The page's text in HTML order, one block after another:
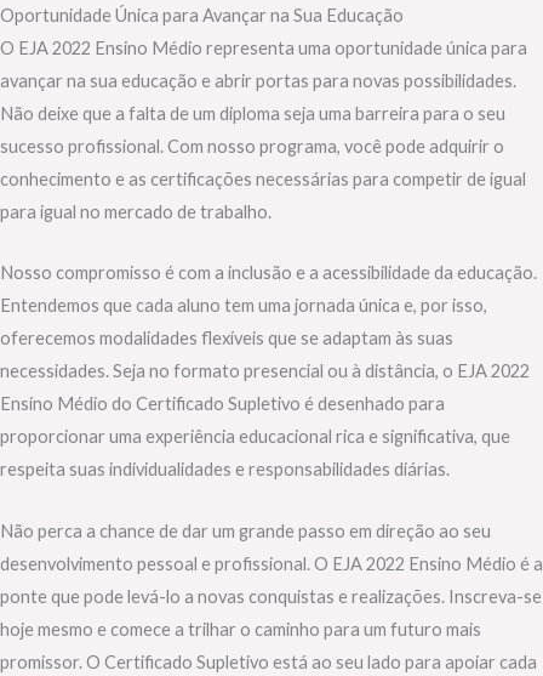
Oportunidade Única para Avançar na Sua Educação
O EJA 2022 Ensino Médio representa uma oportunidade única para
avançar na sua educação e abrir portas para novas possibilidades.
Não deixe que a falta de um diploma seja uma barreira para o seu
sucesso profissional. Com nosso programa, você pode adquirir o
conhecimento e as certificações necessárias para competir de igual
para igual no mercado de trabalho.
Nosso compromisso é com a inclusão e a acessibilidade da educação.
Entendemos que cada aluno tem uma jornada única e, por isso,
oferecemos modalidades flexíveis que se adaptam às suas
necessidades. Seja no formato presencial ou à distância, o EJA 2022
Ensino Médio do Certificado Supletivo é desenhado para
proporcionar uma experiência educacional rica e significativa, que
respeita suas individualidades e responsabilidades diárias.
Não perca a chance de dar um grande passo em direção ao seu
desenvolvimento pessoal e profissional. O EJA 2022 Ensino Médio é a
ponte que pode levá-lo a novas conquistas e realizações. Inscreva-se
hoje mesmo e comece a trilhar o caminho para um futuro mais
promissor. O Certificado Supletivo está ao seu lado para apoiar cada